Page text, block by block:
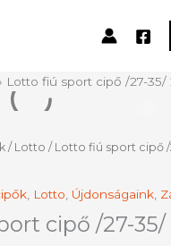
Lotto fiú sport cipő /27-35/
/ Lotto / Lotto fiú sport cipő /
Lotto Újdonságaink
cipő /27-35/